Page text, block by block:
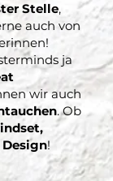
Stelle,
auch von
ja
wir auch
. Ob
Design!